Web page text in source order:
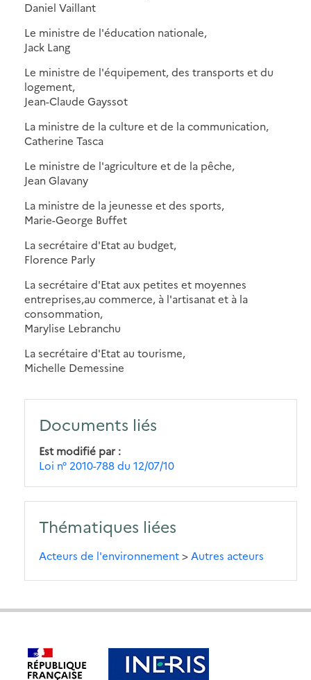
Daniel Vaillant
Le ministre de l'éducation nationale,
Jack Lang
Le ministre de l'équipement, des transports et du
logement,
Jean-Claude Gayssot
La ministre de la culture et de la communication,
Catherine Tasca
Le ministre de l'agriculture et de la pêche,
Jean Glavany
La ministre de la jeunesse et des sports,
Marie-George Buffet
La secrétaire d'Etat au budget,
Florence Parly
La secrétaire d'Etat aux petites et moyennes
entreprises,au commerce, à l'artisanat et à la
consommation,
Marylise Lebranchu
La secrétaire d'Etat au tourisme,
Michelle Demessine
Documents liés
Est modifié par
Loi n° 2010-788 du 12/07/10
Thématiques liées
Acteurs de l'environnement> Autres acteurs